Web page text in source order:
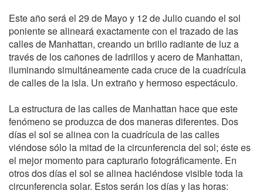
Este año será el 29 de Mayo y 12 de Julio cuando el sol
poniente se alineará exactamente con el trazado de las
calles de Manhattan, creando un brillo radiante de luz a
través de los cañones de ladrillos y acero de Manhattan,
iluminando simultáneamente cada cruce de la cuadrícula
de calles de la isla. Un extraño y hermoso espectáculo.
La estructura de las calles de Manhattan hace que este
fenómeno se produzca de dos maneras diferentes. Dos
días el sol se alinea con la cuadrícula de las calles
viéndose sólo la mitad de la circunferencia del sol; éste es
el mejor momento para capturarlo fotográficamente. En
otros dos días el sol se alinea haciéndose visible toda la
circunferencia solar. Estos serán los días y las horas: